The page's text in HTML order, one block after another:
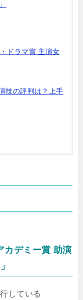
ドラマ賞 主演女
技の評判は？上手
カデミー賞 助演
している